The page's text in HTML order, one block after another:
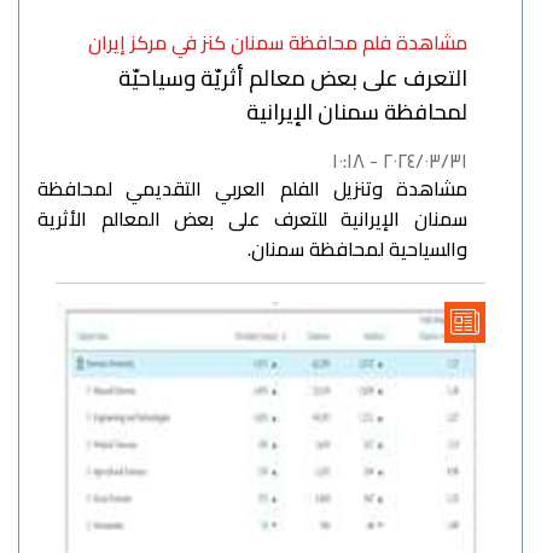
مشاهدة فلم محافظة سمنان كنز في مركز إيران
التعرف على بعض معالم أثريّة وسياحيّة
لمحافظة سمنان الإيرانية
٢٠٢٤/٠٣/٣١ - ١٠:١٨
مشاهدة وتنزيل الفلم العربي التقديمي لمحافظة
سمنان الإيرانية للتعرف على بعض المعالم الأثرية
والسياحية لمحافظة سمنان.